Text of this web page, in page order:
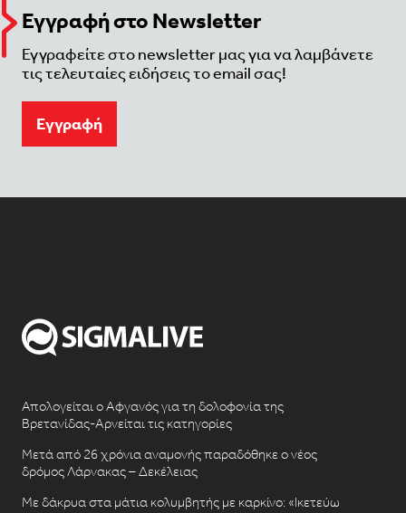
Εγγραφή στο Newsletter
Εγγραφείτε στο newsletter μας για να λαμβάνετε
τις τελευταίες ειδήσεις το email σας!
Eγγραφή
Απολογείται ο Αφγανός για τη δολοφονία της
Βρετανίδας-Αρνείται τις κατηγορίες
Μετά από 26 χρόνια αναμονής παραδόθηκε ο νέος
δρόμος Λάρνακας – Δεκέλειας
Με δάκρυα στα μάτια κολυμβητής με καρκίνο: «Ικετεύω